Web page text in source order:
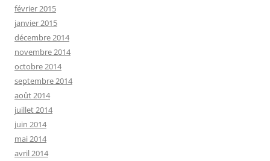
février 2015
janvier 2015
décembre 2014
novembre 2014
octobre 2014
septembre 2014
août 2014
juillet 2014
juin 2014
mai 2014
avril 2014